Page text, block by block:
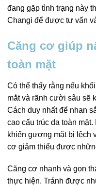
đang gặp tình trạng này
Changi để được tư vấn
Căng cơ giúp
toàn mặt
Có thể thấy rằng nếu
mắt và rãnh cười sâu sẽ
Cách duy nhất để nhan
cao cấu trúc da toàn
khiến gương mặt bị lệch
cơ giảm thiểu được
Căng cơ nhanh và gọn
thực hiện. Tránh được